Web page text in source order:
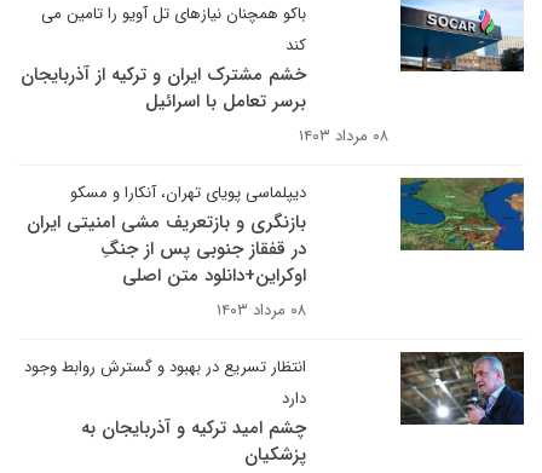
باکو همچنان نیازهای تل آویو را تامین می
کند
خشم مشترک ایران و ترکیه از آذربایجان
برسر تعامل با اسرائیل
۰۸ مرداد ۱۴۰۳
دیپلماسی پویای تهران، آنکارا و مسکو
بازنگری و بازتعریف مشی امنیتی ایران
در قفقاز جنوبی پس از جنگِ‌
اوکراین+دانلود متن اصلی
۰۸ مرداد ۱۴۰۳
انتظار تسریع در بهبود و گسترش روابط وجود
دارد
چشم امید ترکیه و آذربایجان به
پزشکیان